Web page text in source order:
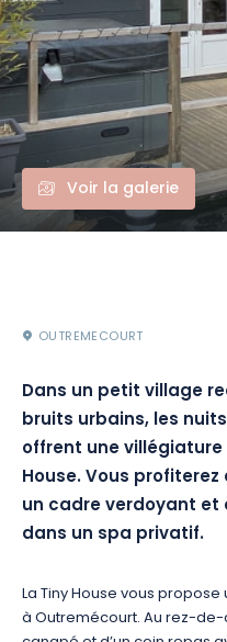
Voir la galerie
OUTREMECOURT
Dans un petit village
bruits urbains, les
offrent une
House. Vous
un cadre verdoyant et
dans un spa privatif.
La Tiny House vous
à Outremécourt. Au rez-de-